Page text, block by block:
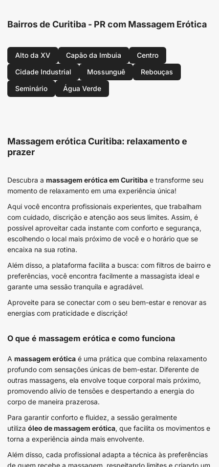
Bairros de Curitiba - PR com Massagem Erótica
Alto da XV Capão da Imbuia
Centro
Cidade Industrial
Mossunguê
Rebouças
Seminário
Água Verde
Massagem erótica Curitiba: relaxamento e
prazer
Descubra a massagem erótica em Curitiba e transforme seu
momento de relaxamento em uma experiência única!
Aqui você encontra profissionais experientes, que trabalham
com cuidado, discrição e atenção aos seus limites. Assim, é
possível aproveitar cada instante com conforto e segurança,
escolhendo o local mais próximo de você e o horário que se
encaixa na sua rotina.
Além disso, a plataforma facilita a busca: com filtros de bairro e
preferências, você encontra facilmente a massagista ideal e
garante uma sessão tranquila e agradável.
Aproveite para se conectar com o seu bem-estar e renovar as
energias com praticidade e discrição!
O que é massagem erótica e como funciona
A massagem erótica é uma prática que combina relaxamento
profundo com sensações únicas de bem-estar. Diferente de
outras massagens, ela envolve toque corporal mais próximo,
promovendo alívio de tensões e despertando a energia do
corpo de maneira prazerosa.
Para garantir conforto e fluidez, a sessão geralmente
utiliza óleo de massagem erótica, que facilita os movimentos e
torna a experiência ainda mais envolvente.
Além disso, cada profissional adapta a técnica às preferências
de quem recebe a massagem, respeitando limites e criando um